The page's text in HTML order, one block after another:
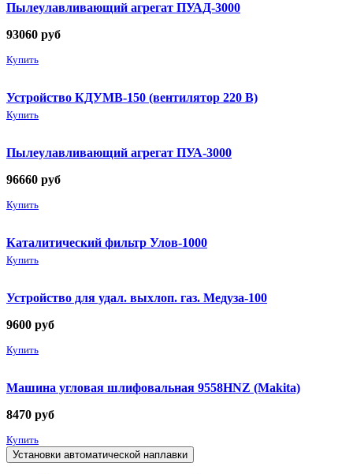
Пылеулавливающий агрегат ПУАД-3000
93060 руб
Купить
Устройство КДУМВ-150 (вентилятор 220 В)
Купить
Пылеулавливающий агрегат ПУА-3000
96660 руб
Купить
Каталитический фильтр Улов-1000
Купить
Устройство для удал. выхлоп. газ. Медуза-100
9600 руб
Купить
Машина угловая шлифовальная 9558HNZ (Makita)
8470 руб
Купить
Установки автоматической наплавки